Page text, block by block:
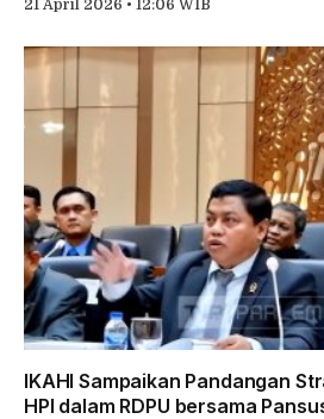
21 April 2026 • 12:06 WIB
IKAHI Sampaikan Pandangan
HPI dalam RDPU bersama